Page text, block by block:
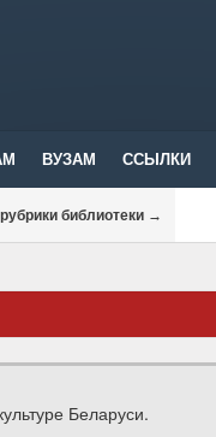
ВУЗАМ ССЫЛКИ
библиотеки →
Беларуси.